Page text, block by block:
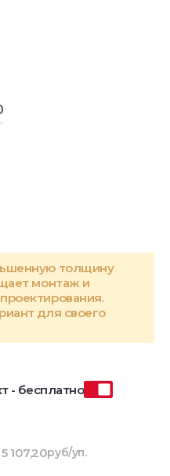
толщину
монтаж и
для своего
- бесплатно
5 107,20руб/уп.